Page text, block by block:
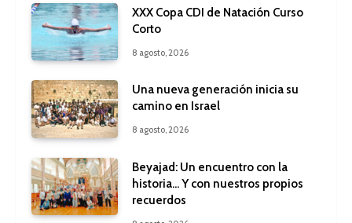
XXX Copa CDI de Natación Curso
Corto
8 agosto, 2026
Una nueva generación inicia su
camino en Israel
8 agosto, 2026
Beyajad: Un encuentro con la
historia… Y con nuestros propios
recuerdos